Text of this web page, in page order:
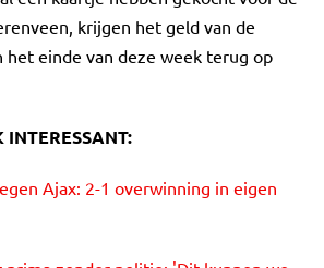
krijgen het geld van de
het einde van deze week terug op
Ajax: 2-1 overwinning in eigen